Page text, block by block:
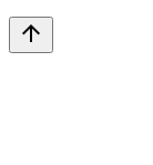
arrow_upward